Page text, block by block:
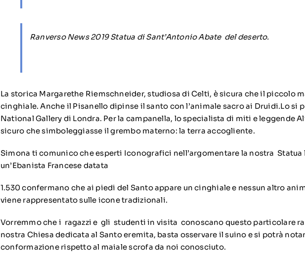
Ranverso News 2019 Statua di Sant’Antonio Abate del deserto.
La storica Margarethe Riemschneider, studiosa di Celti, è sicura che il piccolo
cinghiale. Anche il Pisanello dipinse il santo con l’animale sacro ai Druidi.Lo si
National Gallery di Londra. Per la campanella, lo specialista di miti e leggende
sicuro che simboleggiasse il grembo materno: la terra accogliente.
Simona ti comunico che esperti Iconografici nell’argomentare la nostra
un’Ebanista Francese datata
1.530 confermano che ai piedi del Santo appare un cinghiale e nessun altro
viene rappresentato sulle icone tradizionali.
Vorremmo che i ragazzi e gli studenti in visita conoscano questo particolare
nostra Chiesa dedicata al Santo eremita, basta osservare il suino e si potrà
conformazione rispetto al maiale scrofa da noi conosciuto.